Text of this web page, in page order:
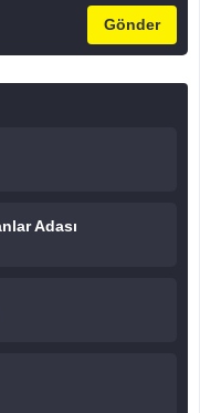
Adası